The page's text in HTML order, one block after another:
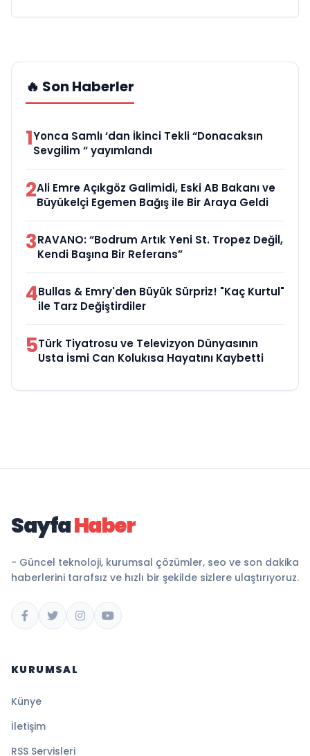
🔥 Son Haberler
1Yonca Samlı ‘dan İkinci Tekli “Donacaksın
Sevgilim “ yayımlandı
2Ali Emre Açıkgöz Galimidi, Eski AB Bakanı ve
Büyükelçi Egemen Bağış ile Bir Araya Geldi
3RAVANO: “Bodrum Artık Yeni St. Tropez Değil,
Kendi Başına Bir Referans”
4Bullas & Emry'den Büyük Sürpriz! "Kaç Kurtul"
ile Tarz Değiştirdiler
5Türk Tiyatrosu ve Televizyon Dünyasının
Usta İsmi Can Kolukısa Hayatını Kaybetti
SayfaHaber
- Güncel teknoloji, kurumsal çözümler, seo ve son dakika
haberlerini tarafsız ve hızlı bir şekilde sizlere ulaştırıyoruz.
KURUMSAL
Künye
İletişim
RSS Servisleri